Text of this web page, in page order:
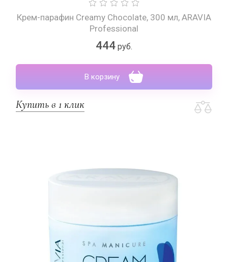
Крем-парафин Creamy Chocolate, 300 мл, ARAVIA
Professional
444 руб.
В корзину
Купить в 1 клик